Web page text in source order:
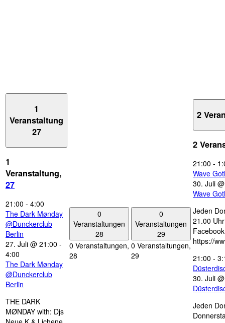
1
Veranstaltung
27
1
Veranstaltung,
27
21:00 - 4:00
The Dark Mønday
@Dunckerclub
Berlin
27. Juli @ 21:00 -
4:00
The Dark Mønday
@Dunckerclub
Berlin
THE DARK
MØNDAY with: Djs
0
Veranstaltungen
28
0 Veranstaltungen,
28
0
Veranstaltungen
29
0 Veranstaltungen,
29
2
2
21:00 -
Wave
30. Juli
Wave
Jeden
21.00
https://
21:00 -
30. Juli
Jeden